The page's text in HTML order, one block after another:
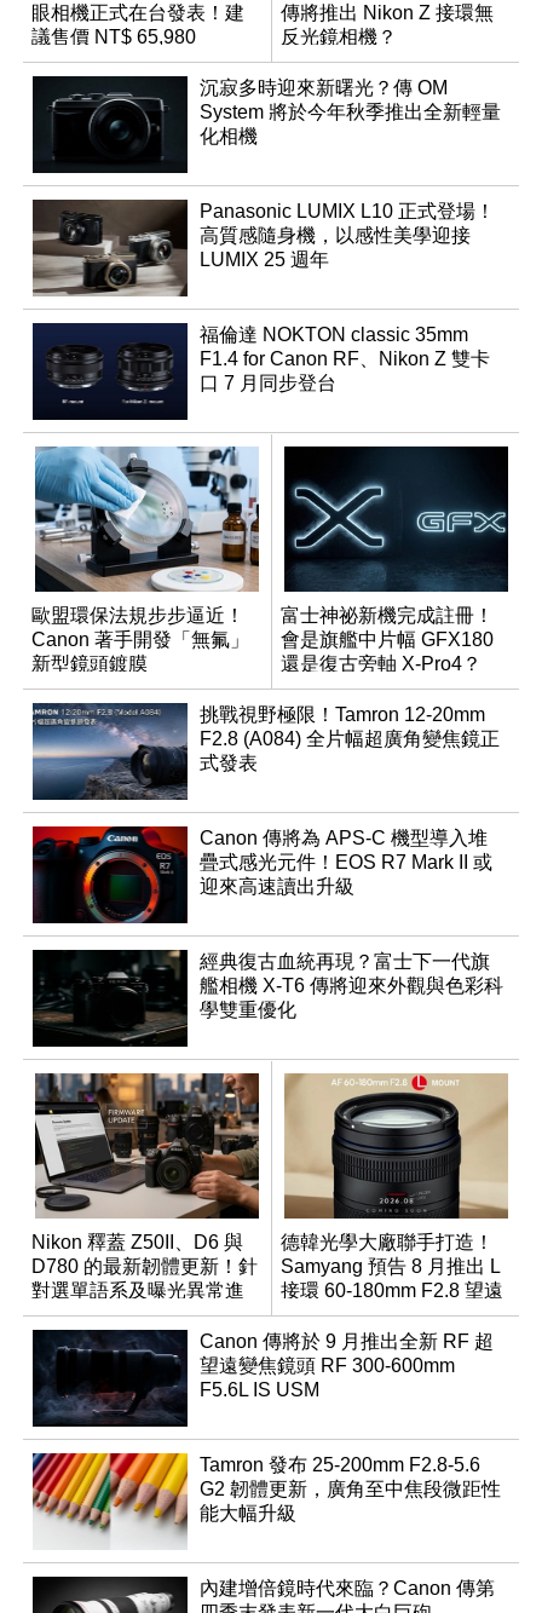
眼相機正式在台發表！建
議售價 NT$ 65,980
傳將推出 Nikon Z 接環無
反光鏡相機？
沉寂多時迎來新曙光？傳 OM
System 將於今年秋季推出全新輕量
化相機
Panasonic LUMIX L10 正式登場！
高質感隨身機，以感性美學迎接
LUMIX 25 週年
福倫達 NOKTON classic 35mm
F1.4 for Canon RF、Nikon Z 雙卡
口 7 月同步登台
歐盟環保法規步步逼近！
Canon 著手開發「無氟」
新型鏡頭鍍膜
富士神祕新機完成註冊！
會是旗艦中片幅 GFX180
還是復古旁軸 X-Pro4？
挑戰視野極限！Tamron 12-20mm
F2.8 (A084) 全片幅超廣角變焦鏡正
式發表
Canon 傳將為 APS-C 機型導入堆
疊式感光元件！EOS R7 Mark II 或
迎來高速讀出升級
經典復古血統再現？富士下一代旗
艦相機 X-T6 傳將迎來外觀與色彩科
學雙重優化
Nikon 釋蓋 Z50II、D6 與
D780 的最新韌體更新！針
對選單語系及曝光異常進
行修復
德韓光學大廠聯手打造！
Samyang 預告 8 月推出 L
接環 60-180mm F2.8 望遠
變焦鏡
Canon 傳將於 9 月推出全新 RF 超
望遠變焦鏡頭 RF 300-600mm
F5.6L IS USM
Tamron 發布 25-200mm F2.8-5.6
G2 韌體更新，廣角至中焦段微距性
能大幅升級
內建增倍鏡時代來臨？Canon 傳第